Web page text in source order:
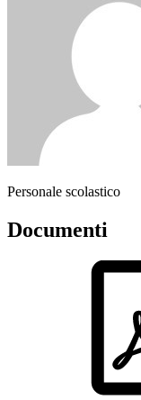
Personale scolastico
Documenti